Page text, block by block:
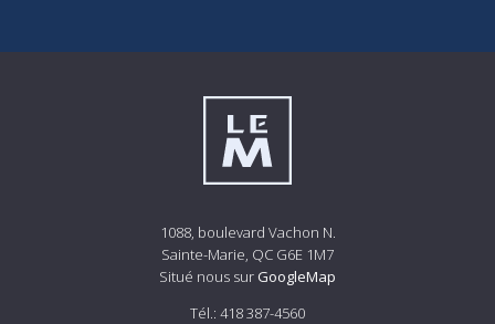
1088, boulevard Vachon N.
Sainte-Marie, QC G6E 1M7
Situé nous sur GoogleMap
Tél.: 418 387-4560